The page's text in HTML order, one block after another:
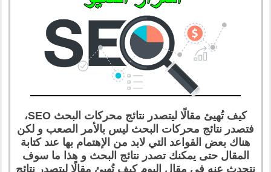
كيف تُهيئ مقالًا ليتصدر نتائج محركات البحث SEO،
فتصدر نتائج محركات البحث ليس بالأمر الصعب و لكن
هناك بعض القواعد التي لابد من الإهتمام بها عند كتابة
المقال حتى يمكنك تصدر نتائج البحث و هذا ما سوف
نتحدث عنه في مقال اليوم كيف تُهيئ مقالًا ليتصدر نتائج